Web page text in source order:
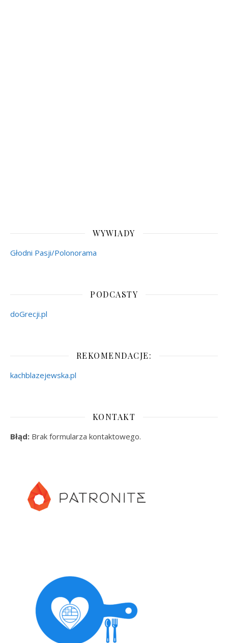
WYWIADY
Głodni Pasji/Polonorama
PODCASTY
doGrecji.pl
REKOMENDACJE:
kachblazejewska.pl
KONTAKT
Błąd: Brak formularza kontaktowego.